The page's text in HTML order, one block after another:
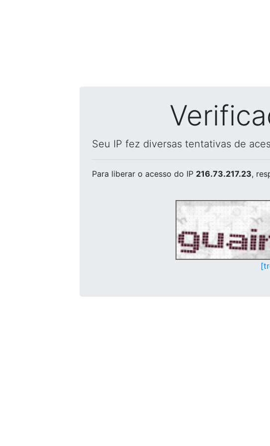
Seu IP fez diversas tentativas de
Para liberar o acesso do IP 216.73.217.23,